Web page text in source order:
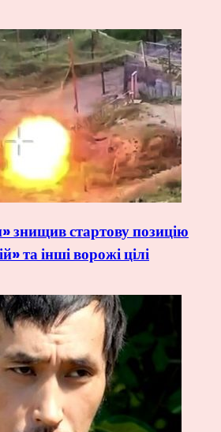
знищив стартову позицію
та інші ворожі цілі